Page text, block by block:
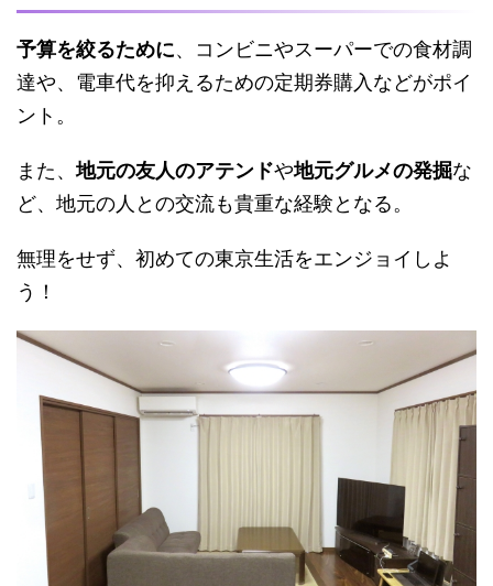
予算を絞るために、コンビニやスーパーでの食材調
達や、電車代を抑えるための定期券購入などがポイ
ント。
また、地元の友人のアテンドや地元グルメの発掘な
ど、地元の人との交流も貴重な経験となる。
無理をせず、初めての東京生活をエンジョイしよ
う！